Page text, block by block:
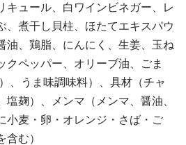
キュール、白ワインビネガー、レ
、煮干し貝柱、ほたてエキスパウ
油、鶏脂、にんにく、生姜、玉ね
クペッパー、オリーブ油、ごま
、うま味調味料）、具材（チャ
塩麹）、メンマ（メンマ、醤油、
小麦・卵・オレンジ・さば・ご
含む）